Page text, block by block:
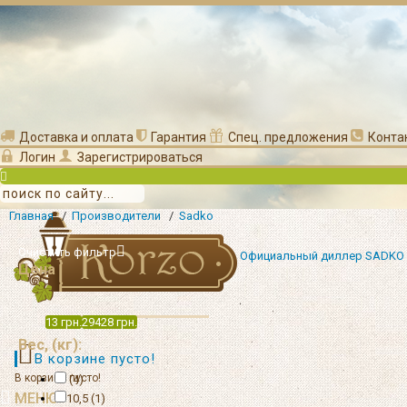
Доставка и оплата Гарантия Спец. предложения
Логин
Зарегистрироваться
Официальный диллер SADKO
В корзине пусто!
В корзине пусто!
МЕНЮ
Главная/Производители/Sadko
Очистить фильтр
Цена
13 грн.29428 грн.
Вес, (кг):
(4)
10,5 (1)